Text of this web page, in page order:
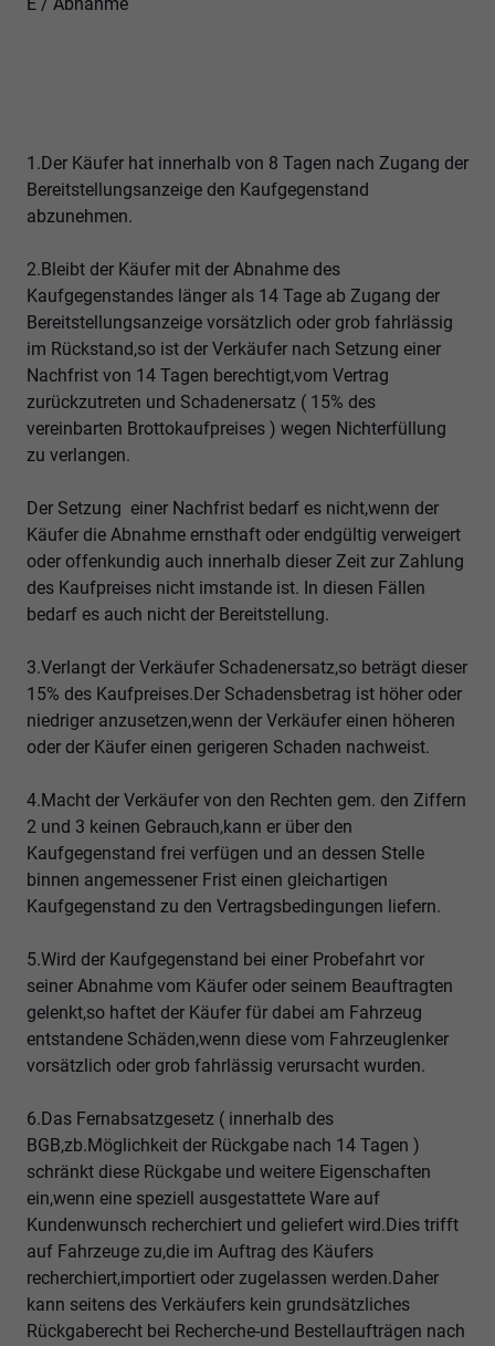
1.Der Käufer hat innerhalb von 8 Tagen nach Zugang der
Bereitstellungsanzeige den Kaufgegenstand
abzunehmen.
2.Bleibt der Käufer mit der Abnahme des
Kaufgegenstandes länger als 14 Tage ab Zugang der
Bereitstellungsanzeige vorsätzlich oder grob fahrlässig
im Rückstand,so ist der Verkäufer nach Setzung einer
Nachfrist von 14 Tagen berechtigt,vom Vertrag
zurückzutreten und Schadenersatz ( 15% des
vereinbarten Brottokaufpreises ) wegen Nichterfüllung
zu verlangen.
Der Setzung einer Nachfrist bedarf es nicht,wenn der
Käufer die Abnahme ernsthaft oder endgültig verweigert
oder offenkundig auch innerhalb dieser Zeit zur Zahlung
des Kaufpreises nicht imstande ist. In diesen Fällen
bedarf es auch nicht der Bereitstellung.
3.Verlangt der Verkäufer Schadenersatz,so beträgt dieser
15% des Kaufpreises.Der Schadensbetrag ist höher oder
niedriger anzusetzen,wenn der Verkäufer einen höheren
oder der Käufer einen gerigeren Schaden nachweist.
4.Macht der Verkäufer von den Rechten gem. den Ziffern
2 und 3 keinen Gebrauch,kann er über den
Kaufgegenstand frei verfügen und an dessen Stelle
binnen angemessener Frist einen gleichartigen
Kaufgegenstand zu den Vertragsbedingungen liefern.
5.Wird der Kaufgegenstand bei einer Probefahrt vor
seiner Abnahme vom Käufer oder seinem Beauftragten
gelenkt,so haftet der Käufer für dabei am Fahrzeug
entstandene Schäden,wenn diese vom Fahrzeuglenker
vorsätzlich oder grob fahrlässig verursacht wurden.
6.Das Fernabsatzgesetz ( innerhalb des
BGB,zb.Möglichkeit der Rückgabe nach 14 Tagen )
schränkt diese Rückgabe und weitere Eigenschaften
ein,wenn eine speziell ausgestattete Ware auf
Kundenwunsch recherchiert und geliefert wird.Dies trifft
auf Fahrzeuge zu,die im Auftrag des Käufers
recherchiert,importiert oder zugelassen werden.Daher
kann seitens des Verkäufers kein grundsätzliches
Rückgaberecht bei Recherche-und Bestellaufträgen nach